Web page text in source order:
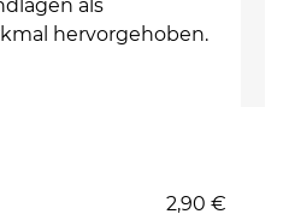
als
hervorgehoben.
2,90 €